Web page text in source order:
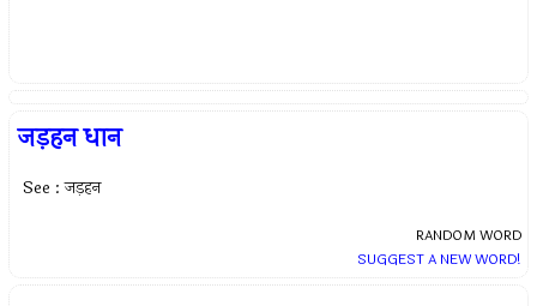
जड़हन धान
See : जड़हन
RANDOM WORD
SUGGEST A NEW WORD!